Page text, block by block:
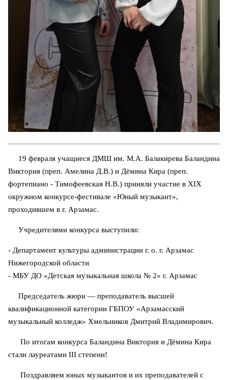
19 февраля учащиеся ДМШ им. М.А. Балакирева Баландина
Виктория (преп. Амелина Д.В.) и Дёмина Кира (преп.
фортепиано - Тимофеевская Н.В.) приняли участие в XIX
окружном конкурсе-фестивале «Юный музыкант»,
проходившем в г. Арзамас.
Учредителями конкурса выступили:
- Департамент культуры администрации г. о. г. Арзамас
Нижегородской области
- МБУ ДО «Детская музыкальная школа № 2» г. Арзамас
Председатель жюри — преподаватель высшей
квалификационной категории ГБПОУ «Арзамасский
музыкальный колледж» Хмельников Дмитрий Владимирович.
По итогам конкурса Баландина Виктория и Дёмина Кира
стали лауреатами III степени!
Поздравляем юных музыкантов и их преподавателей с